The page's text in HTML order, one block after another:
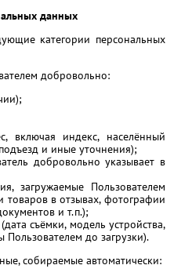
данных
категории персональных
добровольно:
включая индекс, населённый
и иные уточнения);
добровольно указывает в
загружаемые Пользователем
в отзывах, фотографии
и т.п.);
съёмки, модель устройства,
до загрузки).
собираемые автоматически: